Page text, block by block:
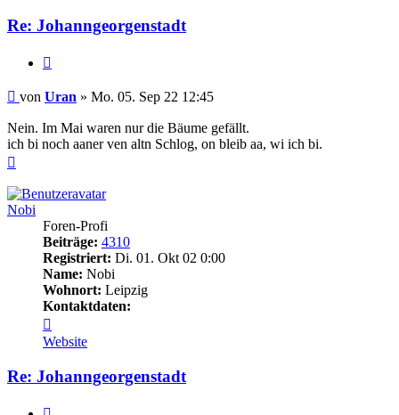
Re: Johanngeorgenstadt
Beitrag
von Uran » Mo. 05. Sep 22 12:45
Nein. Im Mai waren nur die Bäume gefällt.
ich bi noch aaner ven altn Schlog, on bleib aa, wi ich bi.
Nobi
Foren-Profi
Beiträge: 4310
Registriert: Di. 01. Okt 02 0:00
Name: Nobi
Wohnort: Leipzig
Kontaktdaten:
von
Nobi
Website
Re: Johanngeorgenstadt